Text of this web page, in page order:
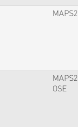
MAPS2
MAPS2
OSE